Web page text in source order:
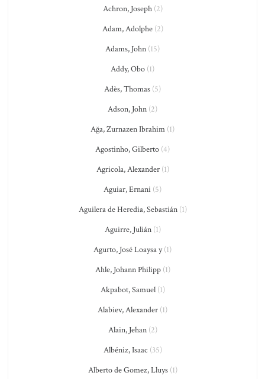
Achron, Joseph(2)
Adam, Adolphe(2)
Adams, John (15)
Addy, Obo (1)
Adès, Thomas (5)
Adson, John (2)
Ağa, Zurnazen Ibrahim (1)
Agostinho, Gilberto (4)
Agricola, Alexander(1)
Aguiar, Ernani (5)
Aguilera de Heredia, Sebastián(1)
Aguirre, Julián(1)
Agurto, José Loaysa y(1)
Ahle, Johann Philipp(1)
Akpabot, Samuel(1)
Alabiev, Alexander (1)
Alain, Jehan(2)
Albéniz, Isaac (35)
Alberto de Gomez, Lluys(1)